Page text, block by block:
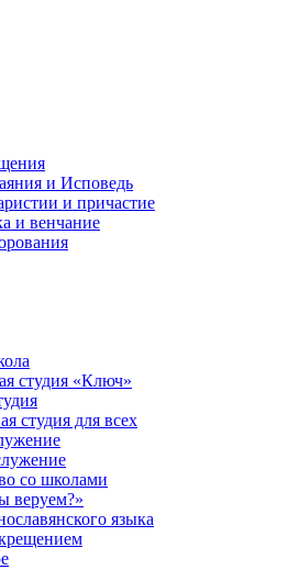
и Исповедь
и причастие
и венчание
студия «Ключ»
студия для всех
со школами
веруем?»
языка